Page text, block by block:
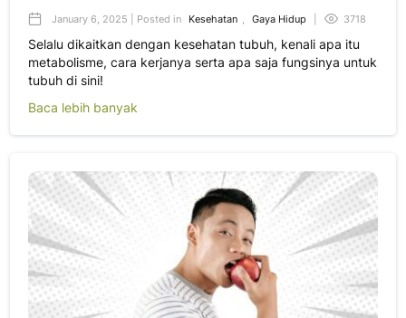
January 6, 2025 | Posted in Kesehatan , Gaya Hidup 3718
Selalu dikaitkan dengan kesehatan tubuh, kenali apa itu
metabolisme, cara kerjanya serta apa saja fungsinya untuk
tubuh di sini!
Baca lebih banyak